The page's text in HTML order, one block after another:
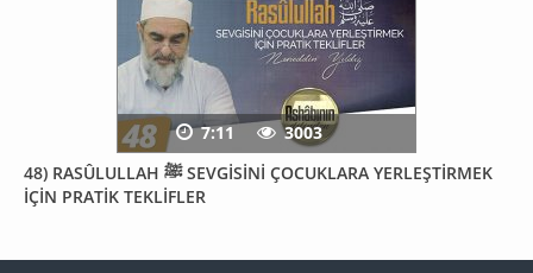
48) RASÛLULLAH ﷺ SEVGİSİNİ ÇOCUKLARA YERLEŞTİRMEK
İÇİN PRATİK TEKLİFLER
7:11 3003